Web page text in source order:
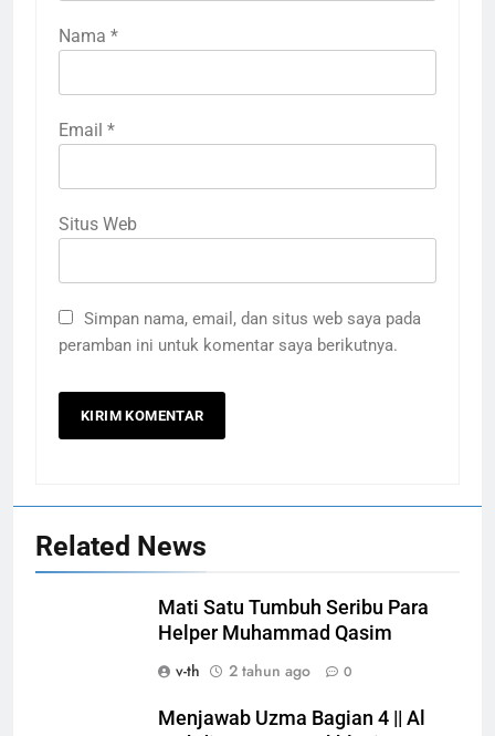
Nama *
Email *
Situs Web
Simpan nama, email, dan situs web saya pada
peramban ini untuk komentar saya berikutnya.
Related News
Mati Satu Tumbuh Seribu Para
Helper Muhammad Qasim
v-th
2 tahun ago 0
Menjawab Uzma Bagian 4 || Al